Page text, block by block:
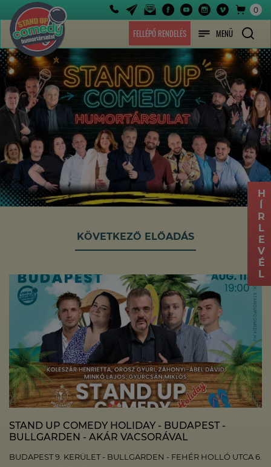
0
FELLÉPŐ RENDELÉS MENÜ
HÍRLEVÉL
KÖVETKEZŐ ELŐADÁS
STAND UP COMEDY HOLIDAY - BUDAPEST -
BULLGARDEN - AKÁR VACSORÁVAL
BUDAPEST 9. KERÜLET - BULLGARDEN - FEHÉR HOLLÓ UTCA 6.